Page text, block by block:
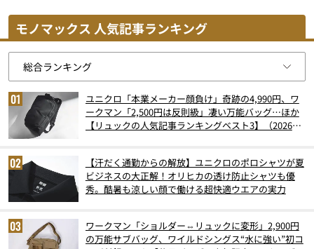
モノマックス 人気記事ランキング
ユニクロ「本業メーカー顔負け」奇跡の4,990円、ワ
ークマン「2,500円は反則級」凄い万能バッグ…ほか
【リュックの人気記事ランキングベスト3】（2026年
【汗だく通勤からの解放】ユニクロのポロシャツが夏
ビジネスの大正解！オリヒカの透け防止シャツも優
秀。酷暑も涼しい顔で働ける超快適ウエアの実力
ワークマン「ショルダー⇔リュックに変形」2,900円
の万能サブバッグ、ワイルドシングス“水に強い”初コ